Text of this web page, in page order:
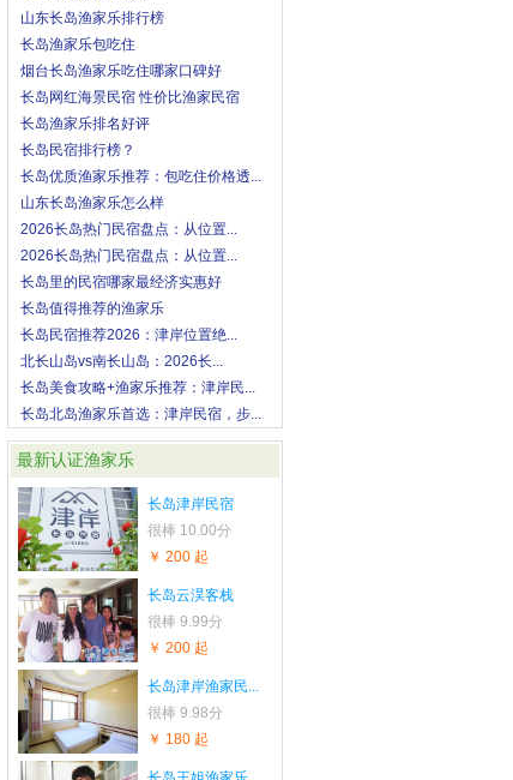
山东长岛渔家乐排行榜
长岛渔家乐包吃住
烟台长岛渔家乐吃住哪家口碑好
长岛网红海景民宿 性价比渔家民宿
长岛渔家乐排名好评
长岛民宿排行榜？
长岛优质渔家乐推荐：包吃住价格透...
山东长岛渔家乐怎么样
2026长岛热门民宿盘点：从位置...
2026长岛热门民宿盘点：从位置...
长岛里的民宿哪家最经济实惠好
长岛值得推荐的渔家乐
长岛民宿推荐2026：津岸位置绝...
北长山岛vs南长山岛：2026长...
长岛美食攻略+渔家乐推荐：津岸民...
长岛北岛渔家乐首选：津岸民宿，步...
最新认证渔家乐
长岛津岸民宿
很棒 10.00分
￥ 200 起
长岛云淏客栈
很棒 9.99分
￥ 200 起
长岛津岸渔家民...
很棒 9.98分
￥ 180 起